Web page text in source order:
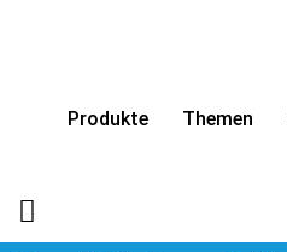
Produkte Themen